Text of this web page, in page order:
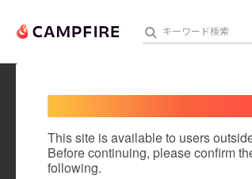
人気のプロジェ
This site is available to users
Before continuing, please confirm
following.